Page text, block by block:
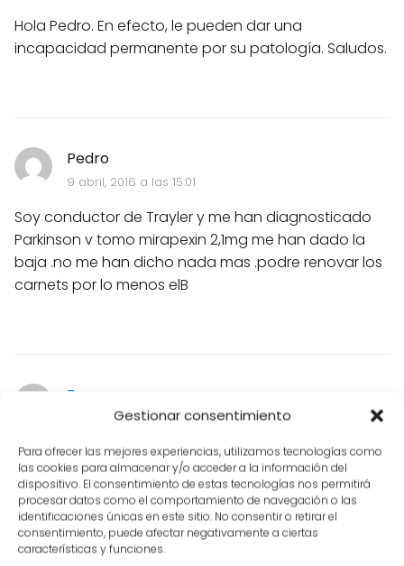
Gestionar consentimiento
Para ofrecer las mejores experiencias, utilizamos tecnologías como
las cookies para almacenar y/o acceder a la información del
dispositivo. El consentimiento de estas tecnologías nos permitirá
procesar datos como el comportamiento de navegación o las
identificaciones únicas en este sitio. No consentir o retirar el
consentimiento, puede afectar negativamente a ciertas
características y funciones.
Hola Pedro. En efecto, le pueden dar una
incapacidad permanente por su patología. Saludos.
Pedro
9 abril, 2016 a las 15:01
Soy conductor de Trayler y me han diagnosticado
Parkinson v tomo mirapexin 2,1mg me han dado la
baja .no me han dicho nada mas .podre renovar los
carnets por lo menos elB
Reme
13 abril, 2016 a las 19:01
Hola Pedro. Si sigue el tratamiento y se atenúan los
síntomas, con un informe favorable de su neurólogo
es posible renovar el B pero con una vigencia
reducida. Saludos.